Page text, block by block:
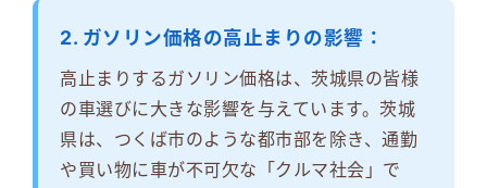
2. ガソリン価格の高止まりの影響：
高止まりするガソリン価格は、茨城県の皆様
の車選びに大きな影響を与えています。茨城
県は、つくば市のような都市部を除き、通勤
や買い物に車が不可欠な「クルマ社会」で